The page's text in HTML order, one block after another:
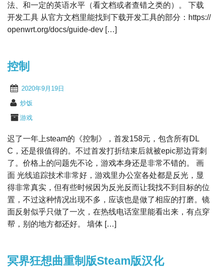
法、和一定的英语水平（看文档或者查错之类的）。 下载
开发工具 从官方文档里能找到下载开发工具的部分：https://
openwrt.org/docs/guide-dev […]
控制
2020年9月19日
炒饭
游戏
迟了一年上steam的《控制》，首发158元，包含所有DL
C，还是很值得的。不过首发打折结束后就被epic那边背刺
了。价格上的问题先不论，游戏本身还是非常不错的。 画
面 光线追踪技术非常好，游戏里办公室各处都是反光，显
得非常真实，但有些时候因为反光反而让我找不到目标的位
置，不过这种情况出现不多，应该也是做了相应的打磨。镜
面反射似乎只做了一次，在热线电话室里能看出来，有点穿
帮，别的地方都还好。 墙体 […]
冥界狂想曲重制版Steam版汉化